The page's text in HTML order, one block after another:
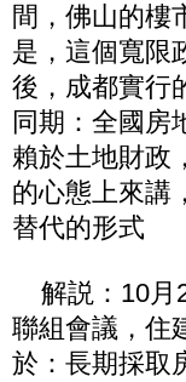
間，佛山的樓
是，這個寬限
後，成都實行
同期：全國房
賴於土地財政
的心態上來講
替代的形式
解説：10月
聯組會議，住
於：長期採取